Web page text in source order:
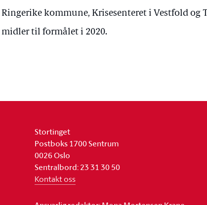
Ringerike kommune, Krisesenteret i Vestfold
midler til formålet i 2020.
Stortinget
Postboks 1700 Sentrum
0026 Oslo
Sentralbord: 23 31 30 50
Kontakt oss